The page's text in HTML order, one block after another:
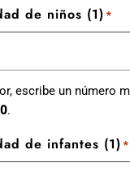
de niños (1) *
escribe un número
0.
de infantes (1) *